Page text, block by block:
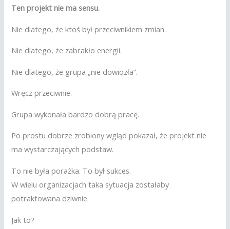
Ten projekt nie ma sensu.
Nie dlatego, że ktoś był przeciwnikiem zmian.
Nie dlatego, że zabrakło energii.
Nie dlatego, że grupa „nie dowiozła”.
Wręcz przeciwnie.
Grupa wykonała bardzo dobrą pracę.
Po prostu dobrze zrobiony wgląd pokazał, że projekt nie
ma wystarczających podstaw.
To nie była porażka. To był sukces.
W wielu organizacjach taka sytuacja zostałaby
potraktowana dziwnie.
Jak to?